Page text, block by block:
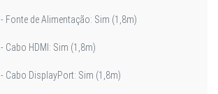
- Fonte de Alimentação: Sim (1,8m)
- Cabo HDMI: Sim (1,8m)
- Cabo DisplayPort: Sim (1,8m)